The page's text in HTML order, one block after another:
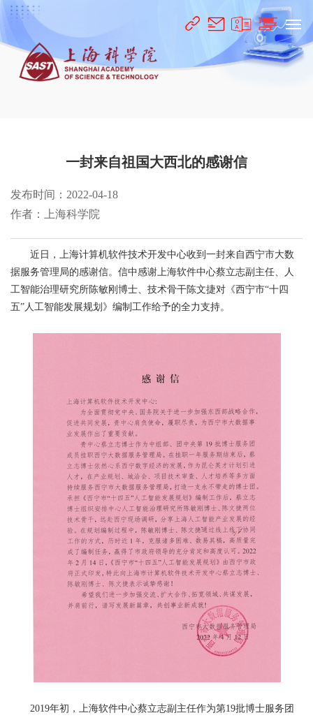
一封来自祖国大西北的感谢信
发布时间：2022-04-18
作者：上海科学院
近日，上海计算机软件技术开发中心收到一封来自西宁市大数
据服务管理局的感谢信。信中感谢上海软件中心蔡立志副主任、人
工智能治理研究所陈敏刚博士、技术骨干陈文捷对《西宁市“十四
五”人工智能发展规划》编制工作给予的全力支持。
2019年初，上海软件中心蔡立志副主任作为第19批博士服务团